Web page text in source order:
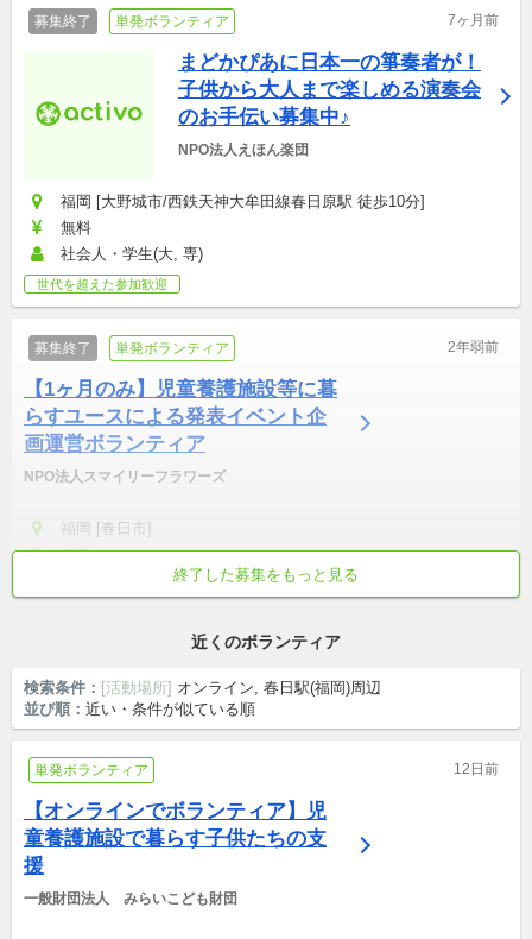
募集終了 単発ボランティア 7ヶ月前
まどかぴあに日本一の箏奏者が！
子供から大人まで楽しめる演奏会
のお手伝い募集中♪
NPO法人えほん楽団
福岡 [大野城市/西鉄天神大牟田線春日原駅 徒歩10分]
無料
社会人・学生(大, 専)
世代を超えた参加歓迎
募集終了 単発ボランティア 2年弱前
【1ヶ月のみ】児童養護施設等に暮
らすユースによる発表イベント企
画運営ボランティア
NPO法人スマイリーフラワーズ
福岡 [春日市]
無料
社会人・学生(高, 大, 専)・シニア
終了した募集をもっと見る
近くのボランティア
検索条件： [活動場所] オンライン, 春日駅(福岡)周辺
並び順： 近い・条件が似ている順
単発ボランティア 12日前
【オンラインでボランティア】児
童養護施設で暮らす子供たちの支
援
一般財団法人　みらいこども財団